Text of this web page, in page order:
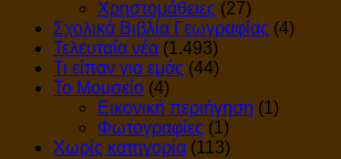
Χρηστομάθειες (27)
Σχολικά Βιβλία Γεωγραφίας (4)
Τελευταία νέα (1.493)
Τι είπαν για εμάς (44)
Το Μουσείο (4)
Εικονική περιήγηση (1)
Φωτογραφίες (1)
Χωρίς κατηγορία (113)